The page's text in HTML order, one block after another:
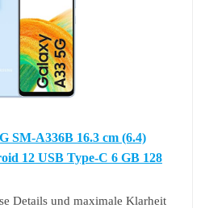
SM-A336B 16.3 cm (6.4)
12 USB Type-C 6 GB 128
Details und maximale Klarheit